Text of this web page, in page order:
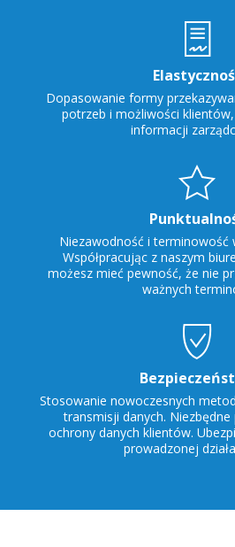
Dopasowanie formy
potrzeb i możliwości
informacji
Niezawodność i terminowość
Współpracując z naszym
możesz mieć pewność, że nie
ważnych
Stosowanie nowoczesnych
transmisji danych.
ochrony danych klientów.
prowadzonej